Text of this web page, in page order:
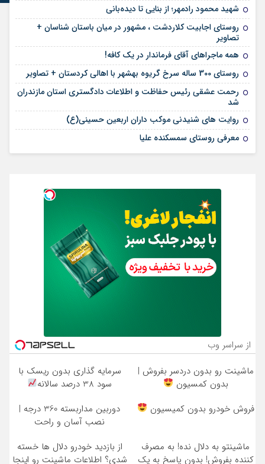
شهید محمود رادمهر؛ از بنایی تا دیده‌بانی
روستای اجابیت کلاردشت ، مشهور در میان باستان شناسان +
تصاویر
همه ماجراهای آقای فرماندار در یک کافه!
روستای 300 ساله سرخ ‌گریوه بهشهر با اهالی کردستان + تصاویر
رحمت عشقی رئیس حفاظت و اطلاعات دادگستری استان مازندران
شد
روایت های شنیدنی موکب داران اربعین حسینی(ع)
معرفی روستای سمسکنده علیا
از سراسر وب
ماشینت رو بدون دردسر بفروش |
بدون کمسیون
سرمایه گذاری بدون ریسک با
سود 38 درصد سالانه
فروش خودرو بدون کمیسیون
دوربین مداربسته 360 درجه |
نصب آسان و راحت
ماشینتو به دلال نده! به مصرف
کننده بفروش! بدون پاسخ به یک
از بازدید خودرو دلال ها خسته
شدی؟ اطلاعات ماشینت رو اینجا